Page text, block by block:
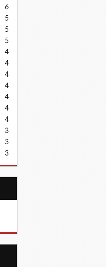
6
5
5
5
4
4
4
4
4
4
4
3
3
3